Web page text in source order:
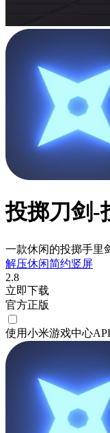
投掷刀剑-
一款休闲的投掷手里
解压休闲简约竖屏
2.8
立即下载
官方正版
使用小米游戏中心